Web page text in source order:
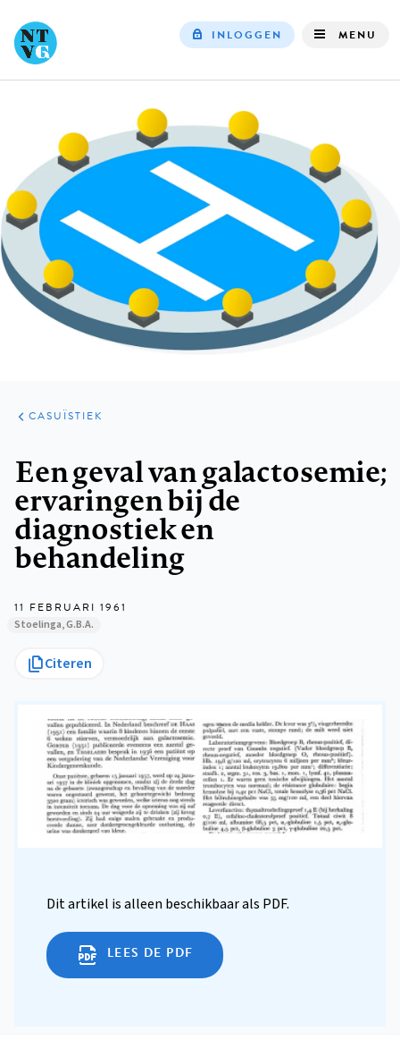
INLOGGEN MENU
ARTIKELEN
PRAKTIJK
CASUÏSTIEK
Een geval van galactosemie;
ervaringen bij de
diagnostiek en
behandeling
11 FEBRUARI 1961
Stoelinga, G.B.A.
Citeren
Dit artikel is alleen beschikbaar als PDF.
LEES DE PDF